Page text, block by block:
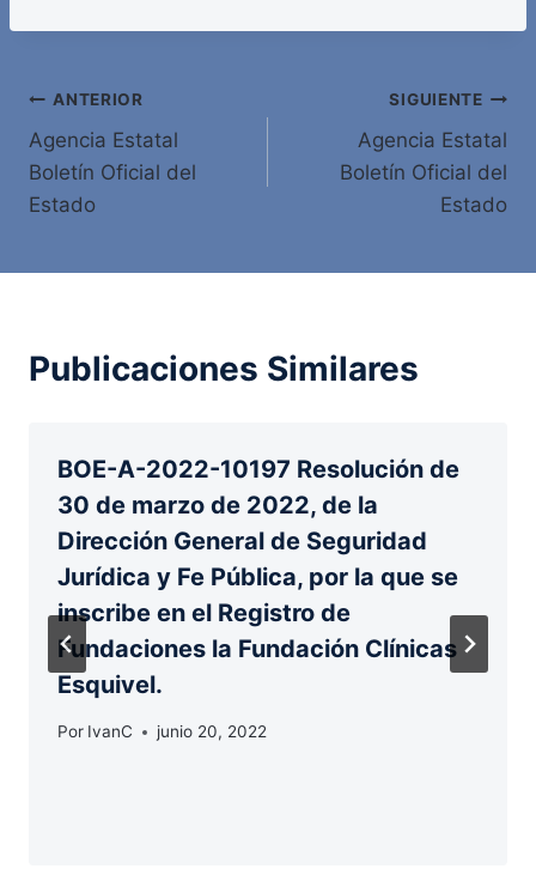
Navegación
de
entradas
ANTERIOR
Agencia Estatal
Boletín Oficial del
Estado
SIGUIENTE
Agencia Estatal
Boletín Oficial del
Estado
Publicaciones Similares
BOE-A-2022-10197 Resolución de
30 de marzo de 2022, de la
Dirección General de Seguridad
Jurídica y Fe Pública, por la que se
inscribe en el Registro de
Fundaciones la Fundación Clínicas
Esquivel.
Por IvanC junio 20, 2022